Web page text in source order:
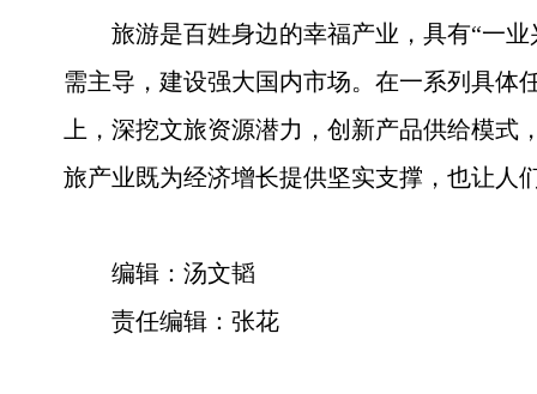
旅游是百姓身边的幸福产业，具有“一
需主导，建设强大国内市场。在一系列具体
上，深挖文旅资源潜力，创新产品供给模
旅产业既为经济增长提供坚实支撑，也让人
编辑：汤文韬
责任编辑：张花